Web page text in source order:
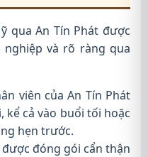
qua An Tín Phát được
và rõ ràng qua
viên của An Tín Phát
kể cả vào buổi tối hoặc
hẹn trước.
đóng gói cẩn thận